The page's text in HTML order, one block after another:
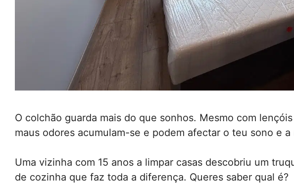
O colchão guarda mais do que sonhos. Mesmo com
maus odores acumulam-se e podem afectar o teu sono e a
Uma vizinha com 15 anos a limpar casas descobriu um
de cozinha que faz toda a diferença. Queres saber qual é?